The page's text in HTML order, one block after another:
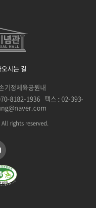
시는 길
기정체육공원내
8182-1936 팩스 : 02-393-
All rights reserved.